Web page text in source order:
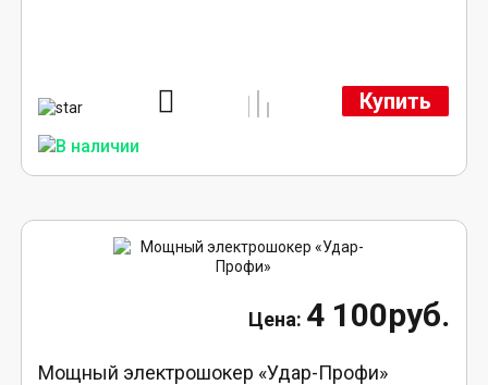
Купить
4 100руб.
Мощный электрошокер «Удар-Профи»